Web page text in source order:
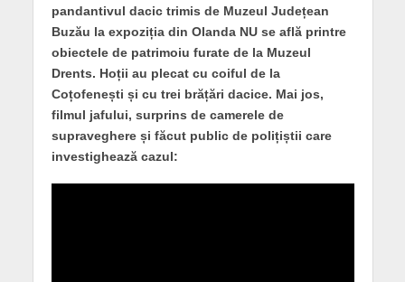
pandantivul dacic trimis de Muzeul Județean
Buzău la expoziția din Olanda NU se află printre
obiectele de patrimoiu furate de la Muzeul
Drents. Hoții au plecat cu coiful de la
Coțofenești și cu trei brățări dacice. Mai jos,
filmul jafului, surprins de camerele de
supraveghere și făcut public de polițiștii care
investighează cazul: